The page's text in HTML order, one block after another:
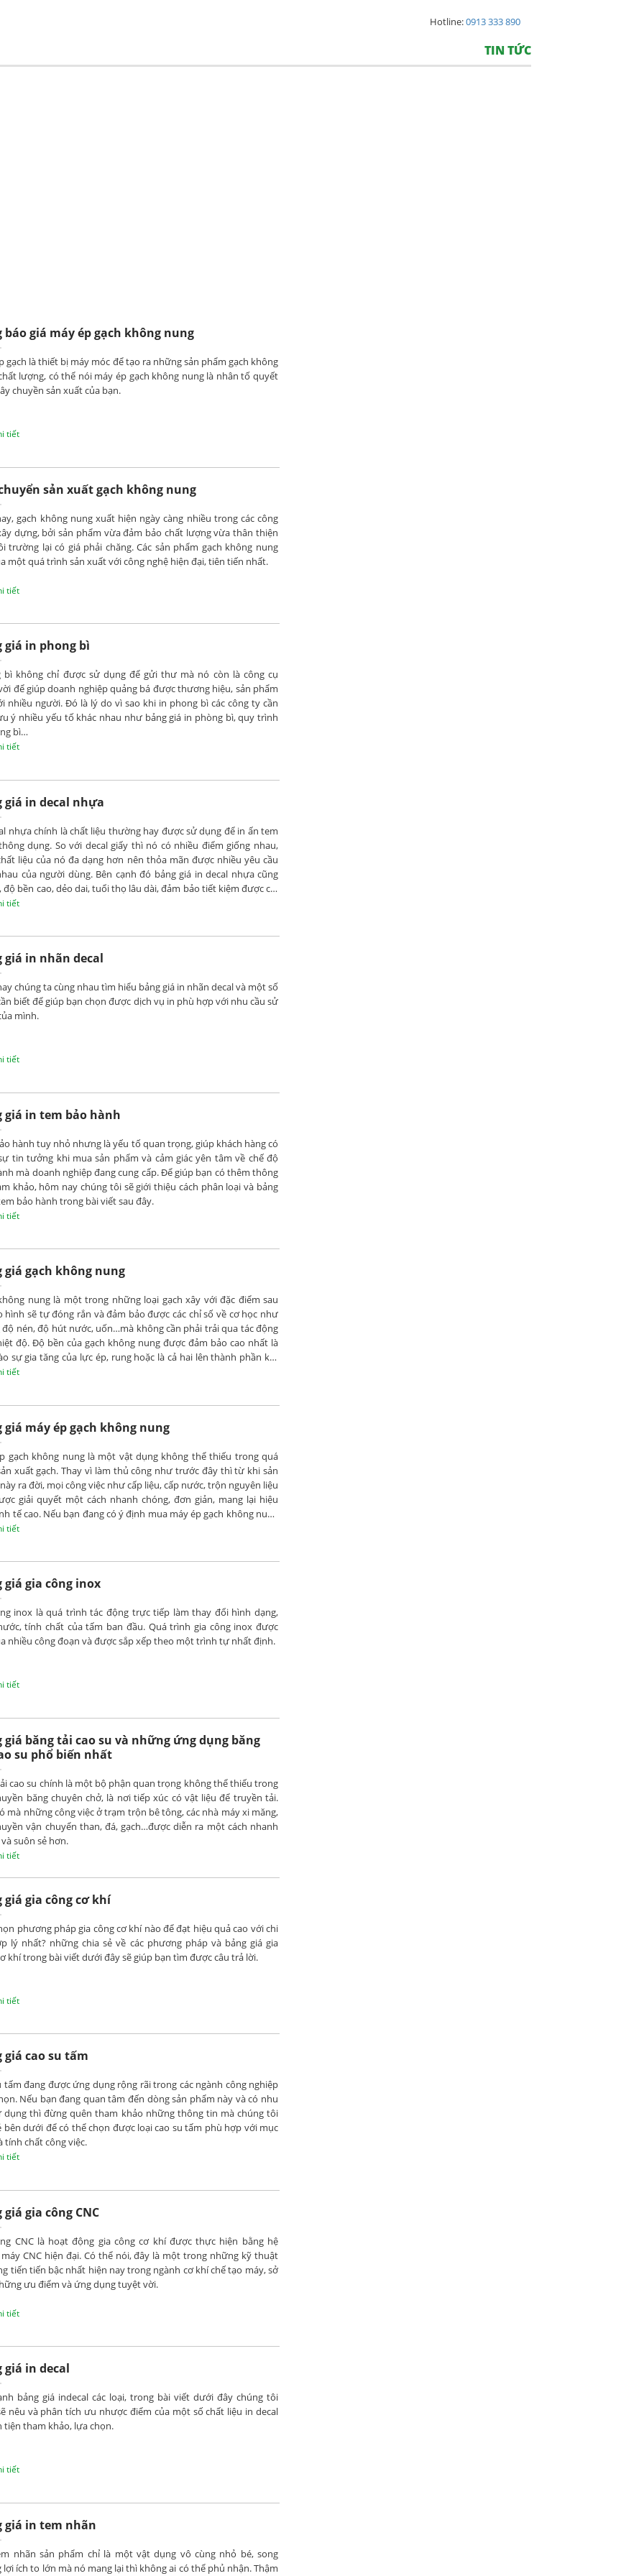
Hotline:0913 333 890
TIN TỨC
báo giá máy ép gạch không nung
gạch là thiết bị máy móc để tạo ra những sản phẩm gạch không
lượng, có thể nói máy ép gạch không nung là nhân tố quyết
chuyền sản xuất của bạn.
tiết
sản xuất gạch không nung
gạch không nung xuất hiện ngày càng nhiều trong các công
dựng, bởi sản phẩm vừa đảm bảo chất lượng vừa thân thiện
trường lại có giá phải chăng. Các sản phẩm gạch không nung
một quá trình sản xuất với công nghệ hiện đại, tiên tiến nhất.
tiết
giá in phong bì
bì không chỉ được sử dụng để gửi thư mà nó còn là công cụ
để giúp doanh nghiệp quảng bá được thương hiệu, sản phẩm
nhiều người. Đó là lý do vì sao khi in phong bì các công ty cần
ý nhiều yếu tố khác nhau như bảng giá in phòng bì, quy trình
bì…
tiết
giá in decal nhựa
nhựa chính là chất liệu thường hay được sử dụng để in ấn tem
dụng. So với decal giấy thì nó có nhiều điểm giống nhau,
liệu của nó đa dạng hơn nên thỏa mãn được nhiều yêu cầu
của người dùng. Bên cạnh đó bảng giá in decal nhựa cũng
độ bền cao, dẻo dai, tuổi thọ lâu dài, đảm bảo tiết kiệm được chi
nhiều khi sử dụng.
tiết
giá in nhãn decal
chúng ta cùng nhau tìm hiểu bảng giá in nhãn decal và một số
biết để giúp bạn chọn được dịch vụ in phù hợp với nhu cầu sử
mình.
tiết
giá in tem bảo hành
hành tuy nhỏ nhưng là yếu tố quan trọng, giúp khách hàng có
tin tưởng khi mua sản phẩm và cảm giác yên tâm về chế độ
mà doanh nghiệp đang cung cấp. Để giúp bạn có thêm thông
khảo, hôm nay chúng tôi sẽ giới thiệu cách phân loại và bảng
bảo hành trong bài viết sau đây.
tiết
giá gạch không nung
nung là một trong những loại gạch xây với đặc điểm sau
hình sẽ tự đóng rắn và đảm bảo được các chỉ số về cơ học như
nén, độ hút nước, uốn…mà không cần phải trải qua tác động
độ. Độ bền của gạch không nung được đảm bảo cao nhất là
sự gia tăng của lực ép, rung hoặc là cả hai lên thành phần kết
chúng.
tiết
giá máy ép gạch không nung
gạch không nung là một vật dụng không thể thiếu trong quá
xuất gạch. Thay vì làm thủ công như trước đây thì từ khi sản
ra đời, mọi công việc như cấp liệu, cấp nước, trộn nguyên liệu
giải quyết một cách nhanh chóng, đơn giản, mang lại hiệu
tế cao. Nếu bạn đang có ý định mua máy ép gạch không nung
biết lựa chọn loại nào, bảng giá máy ép gạch không nung
tiết
giá gia công inox
inox là quá trình tác động trực tiếp làm thay đổi hình dạng,
tính chất của tấm ban đầu. Quá trình gia công inox được
nhiều công đoạn và được sắp xếp theo một trình tự nhất định.
tiết
giá băng tải cao su và những ứng dụng băng
su phổ biến nhất
cao su chính là một bộ phận quan trọng không thể thiếu trong
băng chuyên chở, là nơi tiếp xúc có vật liệu để truyền tải.
mà những công việc ở trạm trộn bê tông, các nhà máy xi măng,
vận chuyển than, đá, gạch…được diễn ra một cách nhanh
suôn sẻ hơn.
tiết
giá gia công cơ khí
phương pháp gia công cơ khí nào để đạt hiệu quả cao với chi
lý nhất? những chia sẻ về các phương pháp và bảng giá gia
khí trong bài viết dưới đây sẽ giúp bạn tìm được câu trả lời.
tiết
giá cao su tấm
tấm đang được ứng dụng rộng rãi trong các ngành công nghiệp
Nếu bạn đang quan tâm đến dòng sản phẩm này và có nhu
dụng thì đừng quên tham khảo những thông tin mà chúng tôi
bên dưới để có thể chọn được loại cao su tấm phù hợp với mục
tính chất công việc.
tiết
giá gia công CNC
CNC là hoạt động gia công cơ khí được thực hiện bằng hệ
CNC hiện đại. Có thể nói, đây là một trong những kỹ thuật
tiến tiến bậc nhất hiện nay trong ngành cơ khí chế tạo máy, sở
ưu điểm và ứng dụng tuyệt vời.
tiết
giá in decal
bảng giá indecal các loại, trong bài viết dưới đây chúng tôi
nêu và phân tích ưu nhược điểm của một số chất liệu in decal
tiện tham khảo, lựa chọn.
tiết
giá in tem nhãn
nhãn sản phẩm chỉ là một vật dụng vô cùng nhỏ bé, song
lợi ích to lớn mà nó mang lại thì không ai có thể phủ nhận. Thậm